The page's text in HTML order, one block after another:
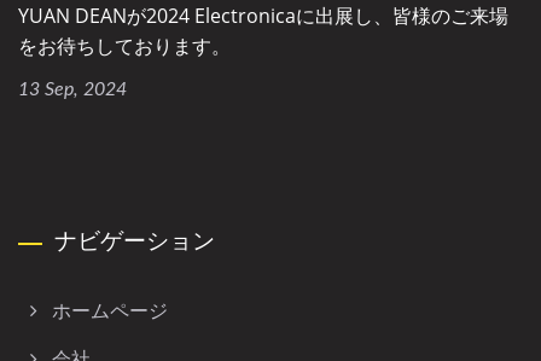
YUAN DEANが2024 Electronicaに出展し、皆様のご来場
をお待ちしております。
13 Sep, 2024
ナビゲーション
ホームページ